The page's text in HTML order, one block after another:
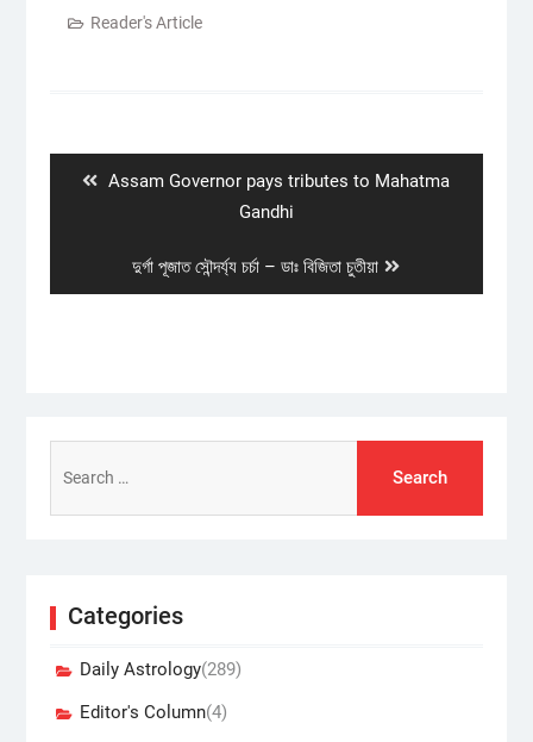
Reader's Article
Previous
Assam Governor pays tributes to Mahatma
Gandhi
Next
post:
দুৰ্গা পূজাত সৌন্দৰ্য‍্য চৰ্চা – ডাঃ বিজিতা চুতীয়া
for:
Categories
Daily Astrology(289)
Editor's Column(4)